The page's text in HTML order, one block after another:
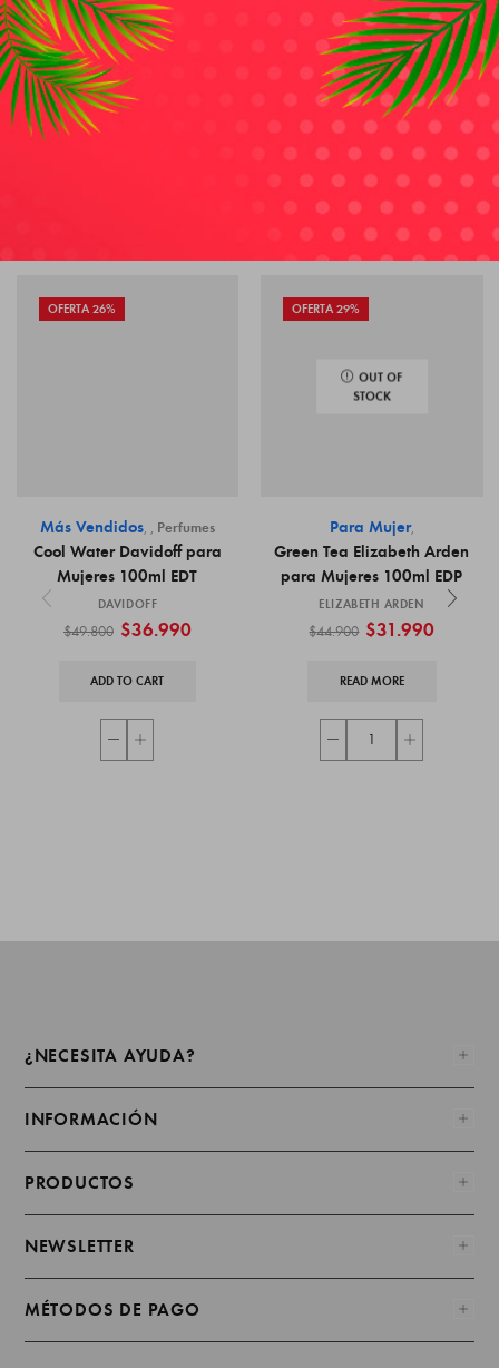
DESCRIPTION REVIEWS (0)
Azzaro pour Homme
is a Aromatic Fougere fragrance
for men.Azzaro pour Homme
was launched in 1978. Azzaro
pour Homme was created by Gerard Anthony and Richard
RELATED PRODUCTS
OFERTA 26%
Más Vendidos, , Perfumes
Cool Water Davidoff para
Mujeres 100ml EDT
DAVIDOFF
$49.800 $36.990
ADD TO CART
OFERTA 29%
OUT OF
STOCK
Para Mujer,
Green Tea Elizabeth Arden
para Mujeres 100ml EDP
ELIZABETH ARDEN
$44.900 $31.990
READ MORE
¿NECESITA AYUDA?
INFORMACIÓN
PRODUCTOS
NEWSLETTER
MÉTODOS DE PAGO